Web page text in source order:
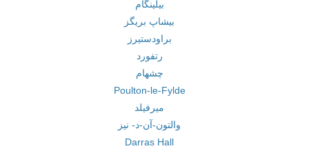
بیلینگام
بیشاپ بریگز
براودستیرز
رتفورد
چشهام
Poulton-le-Fylde
میرفیلد
والتون-آن-د- نیز
Darras Hall